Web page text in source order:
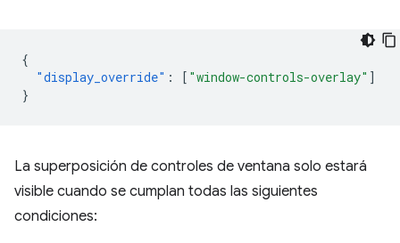
{
"display_override" : [ "window-controls-overlay" ]
}
La superposición de controles de ventana solo estará
visible cuando se cumplan todas las siguientes
condiciones: